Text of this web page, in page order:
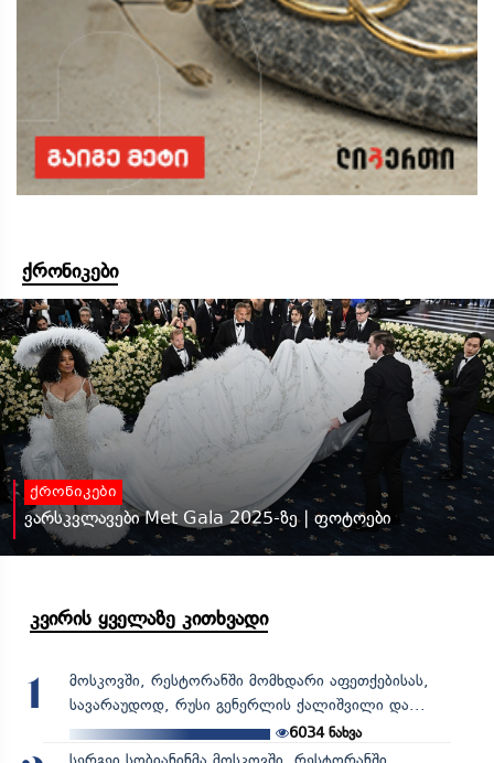
ქრონიკები
ქრონიკები
ვარსკვლავები Met Gala 2025-ზე | ფოტოები
კვირის ყველაზე კითხვადი
1
მოსკოვში, რესტორანში მომხდარი აფეთქებისას,
სავარაუდოდ, რუსი გენერლის ქალიშვილი და...
6034ნახვა